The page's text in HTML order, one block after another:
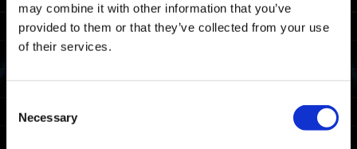
may combine it with other information that you’ve
provided to them or that they’ve collected from your use
of their services.
Selection
Necessary
20/08 2025 03:00 UTC ～ 20/08 2025 06:00
UTC
08/19 2025 20:00 PDT ～ 08/19 2025 23:00